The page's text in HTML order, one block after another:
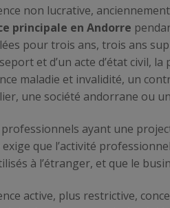
non lucrative,
principale en Andorre
pour trois ans, trois ans
et d’un acte d’état civil,
maladie et invalidité, un
une société andorrane ou
professionnels ayant une
que l’activité
à l’étranger, et que le
active, plus restrictive,